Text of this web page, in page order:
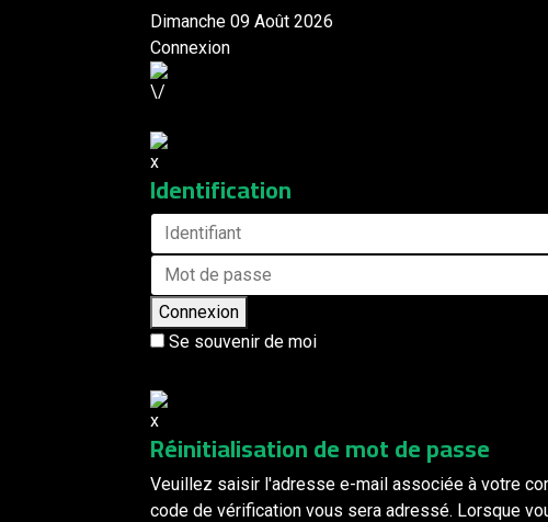
Dimanche 09 Août 2026
Connexion
Identification
Connexion
Se souvenir de moi
Réinitialisation de mot de passe
Veuillez saisir l'adresse e-mail associée à votre
code de vérification vous sera adressé. Lorsque